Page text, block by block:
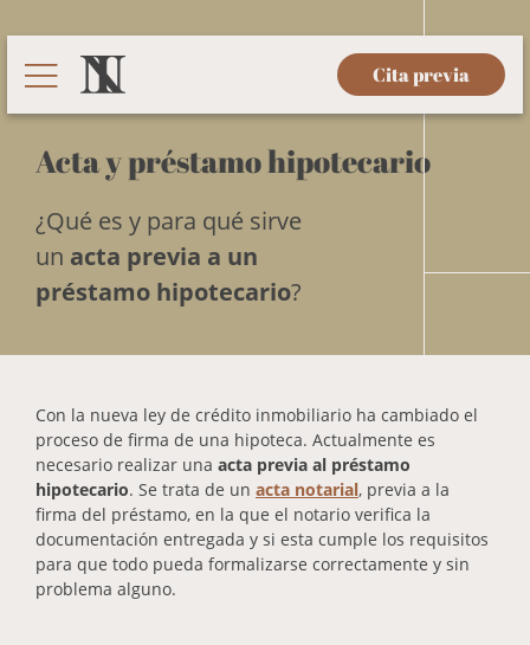
Cita previa
Acta y préstamo hipotecario
¿Qué es y para qué sirve
un acta previa a un
préstamo hipotecario?
Con la nueva ley de crédito inmobiliario ha cambiado el
proceso de firma de una hipoteca. Actualmente es
necesario realizar una acta previa al préstamo
hipotecario. Se trata de un acta notarial, previa a la
firma del préstamo, en la que el notario verifica la
documentación entregada y si esta cumple los requisitos
para que todo pueda formalizarse correctamente y sin
problema alguno.